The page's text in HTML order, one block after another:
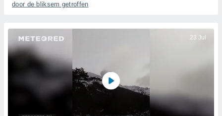
door de bliksem getroffen
23 Jul